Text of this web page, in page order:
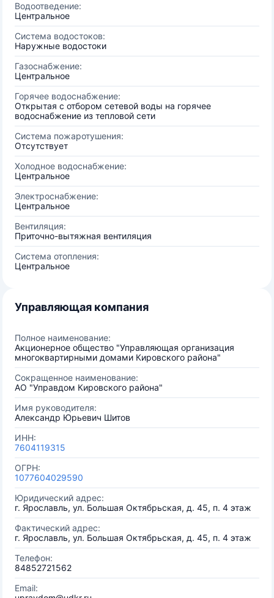
Водоотведение:
Центральное
Система водостоков:
Наружные водостоки
Газоснабжение:
Центральное
Горячее водоснабжение:
Открытая с отбором сетевой воды на горячее
водоснабжение из тепловой сети
Система пожаротушения:
Отсутствует
Холодное водоснабжение:
Центральное
Электроснабжение:
Центральное
Вентиляция:
Приточно-вытяжная вентиляция
Система отопления:
Центральное
Управляющая компания
Полное наименование:
Акционерное общество "Управляющая организация
многоквартирными домами Кировского района"
Сокращенное наименование:
АО "Управдом Кировского района"
Имя руководителя:
Александр Юрьевич Шитов
ИНН:
7604119315
ОГРН:
1077604029590
Юридический адрес:
г. Ярославль, ул. Большая Октябрьская, д. 45, п. 4 этаж
Фактический адрес:
г. Ярославль, ул. Большая Октябрьская, д. 45, п. 4 этаж
Телефон:
84852721562
Email: